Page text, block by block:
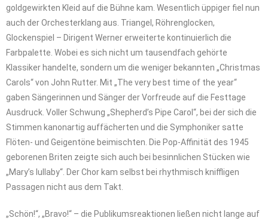
goldgewirkten Kleid auf die Bühne kam. Wesentlich üppiger fiel nun
auch der Orchesterklang aus. Triangel, Röhrenglocken,
Glockenspiel – Dirigent Werner erweiterte kontinuierlich die
Farbpalette. Wobei es sich nicht um tausendfach gehörte
Klassiker handelte, sondern um die weniger bekannten „Christmas
Carols“ von John Rutter. Mit „The very best time of the year“
gaben Sängerinnen und Sänger der Vorfreude auf die Festtage
Ausdruck. Voller Schwung „Shepherd’s Pipe Carol“, bei der sich die
Stimmen kanonartig auffächerten und die Symphoniker satte
Flöten- und Geigentöne beimischten. Die Pop-Affinität des 1945
geborenen Briten zeigte sich auch bei besinnlichen Stücken wie
„Mary’s lullaby“. Der Chor kam selbst bei rhythmisch kniffligen
Passagen nicht aus dem Takt.
„Schön!“, „Bravo!“ – die Publikumsreaktionen ließen nicht lange auf